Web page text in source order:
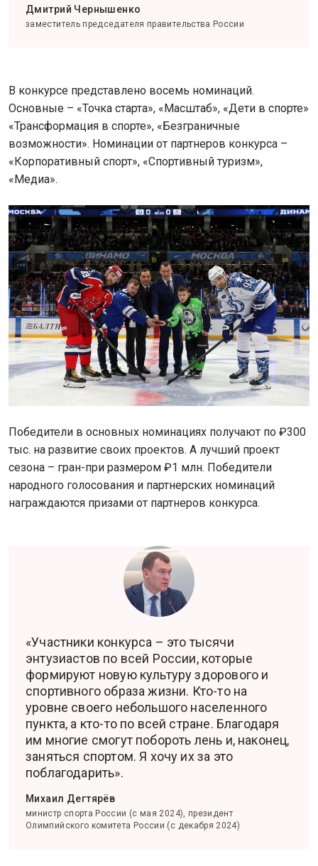
Дмитрий Чернышенко
заместитель председателя правительства России
В конкурсе представлено восемь номинаций.
Основные – «Точка старта», «Масштаб», «Дети в спорте»
«Трансформация в спорте», «Безграничные
возможности». Номинации от партнеров конкурса –
«Корпоративный спорт», «Спортивный туризм»,
«Медиа».
Победители в основных номинациях получают по ₽300
тыс. на развитие своих проектов. А лучший проект
сезона – гран-при размером ₽1 млн. Победители
народного голосования и партнерских номинаций
награждаются призами от партнеров конкурса.
«Участники конкурса – это тысячи
энтузиастов по всей России, которые
формируют новую культуру здорового и
спортивного образа жизни. Кто-то на
уровне своего небольшого населенного
пункта, а кто-то по всей стране. Благодаря
им многие смогут побороть лень и, наконец,
заняться спортом. Я хочу их за это
поблагодарить».
Михаил Дегтярёв
министр спорта России (с мая 2024), президент
Олимпийского комитета России (с декабря 2024)